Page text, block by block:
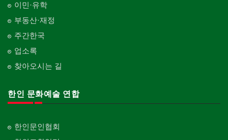
이민·유학
부동산·재정
주간한국
업소록
찾아오시는 길
한인 문화예술 연합
한인문인협회